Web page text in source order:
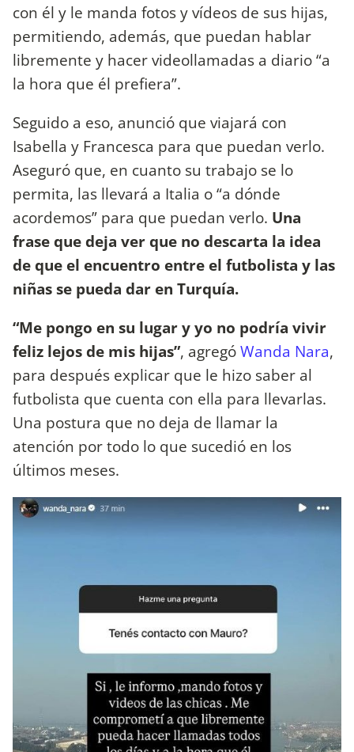
con él y le manda fotos y vídeos de sus hijas,
permitiendo, además, que puedan hablar
libremente y hacer videollamadas a diario “a
la hora que él prefiera”.
Seguido a eso, anunció que viajará con
Isabella y Francesca para que puedan verlo.
Aseguró que, en cuanto su trabajo se lo
permita, las llevará a Italia o “a dónde
acordemos” para que puedan verlo. Una
frase que deja ver que no descarta la idea
de que el encuentro entre el futbolista y las
niñas se pueda dar en Turquía.
“Me pongo en su lugar y yo no podría vivir
feliz lejos de mis hijas”, agregóWanda Nara,
para después explicar que le hizo saber al
futbolista que cuenta con ella para llevarlas.
Una postura que no deja de llamar la
atención por todo lo que sucedió en los
últimos meses.